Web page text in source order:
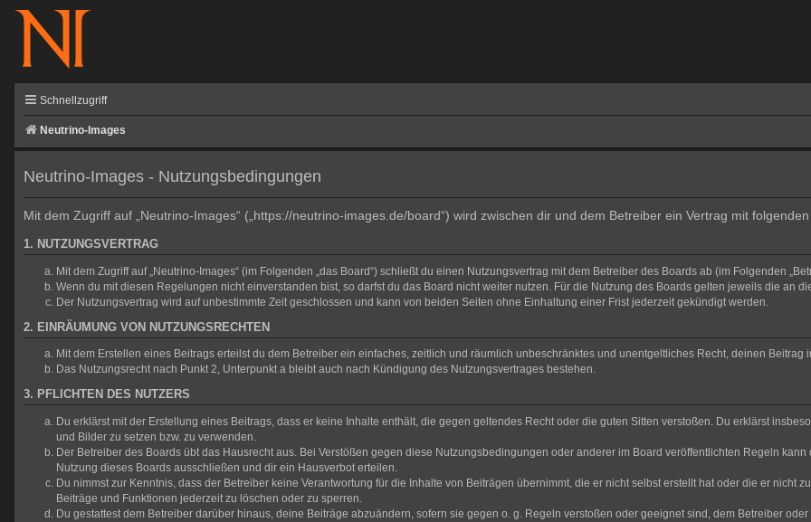
Schnellzugriff
Neutrino-Images
Neutrino-Images - Nutzungsbedingungen
Mit dem Zugriff auf „Neutrino-Images“ („https://neutrino-images.de/board“) wird zwischen dir und dem Betreiber ein Vertrag mit
1. NUTZUNGSVERTRAG
Mit dem Zugriff auf „Neutrino-Images“ (im Folgenden „das Board“) schließt du einen Nutzungsvertrag mit dem Betreiber des Boards ab (im Folgenden
Wenn du mit diesen Regelungen nicht einverstanden bist, so darfst du das Board nicht weiter nutzen. Für die Nutzung des Boards gelten jeweils die an
Der Nutzungsvertrag wird auf unbestimmte Zeit geschlossen und kann von beiden Seiten ohne Einhaltung einer Frist jederzeit gekündigt werden.
2. EINRÄUMUNG VON NUTZUNGSRECHTEN
Mit dem Erstellen eines Beitrags erteilst du dem Betreiber ein einfaches, zeitlich und räumlich unbeschränktes und unentgeltliches Recht, deinen Beitrag
Das Nutzungsrecht nach Punkt 2, Unterpunkt a bleibt auch nach Kündigung des Nutzungsvertrages bestehen.
3. PFLICHTEN DES NUTZERS
Du erklärst mit der Erstellung eines Beitrags, dass er keine Inhalte enthält, die gegen geltendes Recht oder die guten Sitten verstoßen. Du erklärst
und Bilder zu setzen bzw. zu verwenden.
Der Betreiber des Boards übt das Hausrecht aus. Bei Verstößen gegen diese Nutzungsbedingungen oder anderer im Board veröffentlichten Regeln
Nutzung dieses Boards ausschließen und dir ein Hausverbot erteilen.
Du nimmst zur Kenntnis, dass der Betreiber keine Verantwortung für die Inhalte von Beiträgen übernimmt, die er nicht selbst erstellt hat oder die er nicht
Beiträge und Funktionen jederzeit zu löschen oder zu sperren.
Du gestattest dem Betreiber darüber hinaus, deine Beiträge abzuändern, sofern sie gegen o. g. Regeln verstoßen oder geeignet sind, dem Betreiber